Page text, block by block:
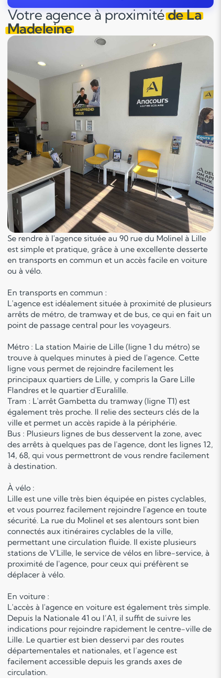
Votre agence à proximitéde La
Madeleine
Se rendre à l'agence située au 90 rue du Molinel à Lille
est simple et pratique, grâce à une excellente desserte
en transports en commun et un accès facile en voiture
ou à vélo.
En transports en commun :
L'agence est idéalement située à proximité de plusieurs
arrêts de métro, de tramway et de bus, ce qui en fait un
point de passage central pour les voyageurs.
Métro : La station Mairie de Lille (ligne 1 du métro) se
trouve à quelques minutes à pied de l'agence. Cette
ligne vous permet de rejoindre facilement les
principaux quartiers de Lille, y compris la Gare Lille
Flandres et le quartier d'Euralille.
Tram : L'arrêt Gambetta du tramway (ligne T1) est
également très proche. Il relie des secteurs clés de la
ville et permet un accès rapide à la périphérie.
Bus : Plusieurs lignes de bus desservent la zone, avec
des arrêts à quelques pas de l'agence, dont les lignes 12,
14, 68, qui vous permettront de vous rendre facilement
à destination.
À vélo :
Lille est une ville très bien équipée en pistes cyclables,
et vous pourrez facilement rejoindre l'agence en toute
sécurité. La rue du Molinel et ses alentours sont bien
connectés aux itinéraires cyclables de la ville,
permettant une circulation fluide. Il existe plusieurs
stations de V'Lille, le service de vélos en libre-service, à
proximité de l'agence, pour ceux qui préfèrent se
déplacer à vélo.
En voiture :
L'accès à l'agence en voiture est également très simple.
Depuis la Nationale 41 ou l’A1, il suffit de suivre les
indications pour rejoindre rapidement le centre-ville de
Lille. Le quartier est bien desservi par des routes
départementales et nationales, et l’agence est
facilement accessible depuis les grands axes de
circulation.